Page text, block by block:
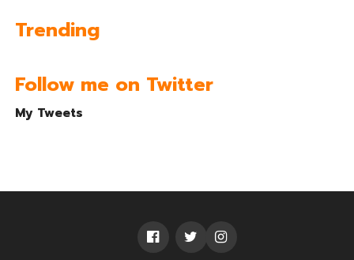
Trending
Follow me on Twitter
My Tweets